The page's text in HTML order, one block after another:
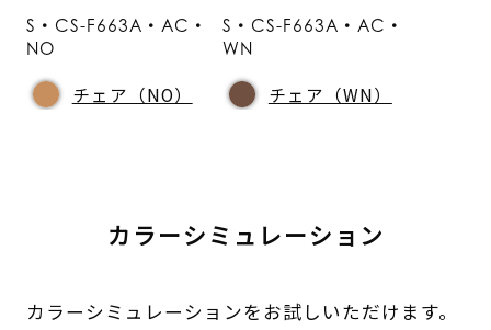
S・CS-F663A・AC・
NO
チェア（NO）
S・CS-F663A・AC・
WN
チェア（WN）
カラーシミュレーション
カラーシミュレーションをお試しいただけます。